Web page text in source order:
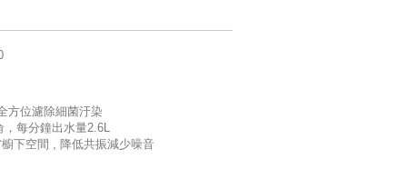
方位濾除細菌汙染
每分鐘出水量2.6L
下空間 , 降低共振減少噪音